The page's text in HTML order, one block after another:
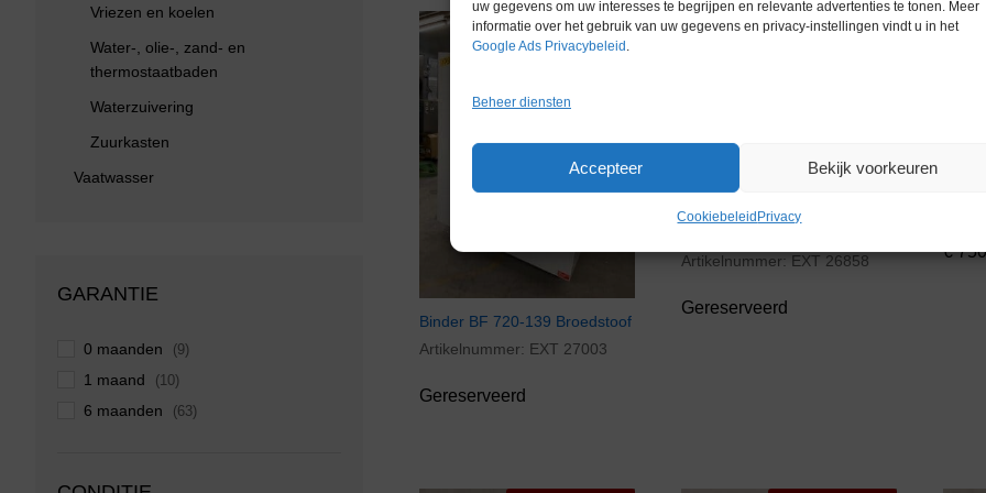
uw gegevens om uw interesses te begrijpen en relevante advertenties te tonen. Meer
informatie over het gebruik van uw gegevens en privacy-instellingen vindt u in het
Google Ads Privacybeleid
Beheer diensten
Accepteer Bekijk voorkeuren
Cookiebeleid Privacy
Gereserveerd
Binder BF 720-139 Broedstoof
Artikelnummer: EXT 27003
Gereserveerd
Gereserveerd
Artikelnummer: EXT 26858
Gereserveerd
€
Vriezen en koelen
Water-, olie-, zand- en
thermostaatbaden
Waterzuivering
Zuurkasten
Vaatwasser
GARANTIE
0 maanden (9)
1 maand (10)
6 maanden (63)